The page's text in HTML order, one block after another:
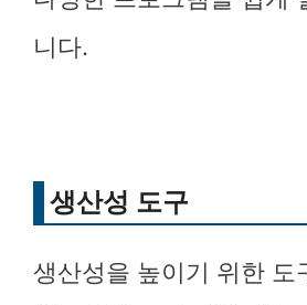
니다.
생산성 도구
생산성을 높이기 위한 도